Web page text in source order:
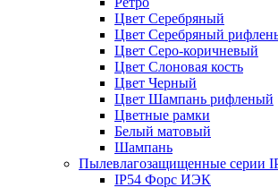
Цвет Серебряный
Цвет Серебряный
Цвет Серо-коричневый
Цвет Слоновая кость
Цвет Черный
Цвет Шампань рифленый
Цветные рамки
Белый матовый
Шампань
Пылевлагозащищенные серии
IP54 Форс ИЭК